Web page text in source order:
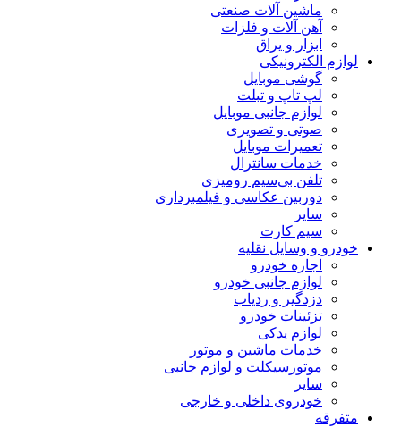
ماشین آلات صنعتی
آهن آلات و فلزات
ابزار و یراق
لوازم الکترونیکی
گوشی موبایل
لپ تاپ و تبلت
لوازم جانبی موبایل
صوتی و تصویری
تعمیرات موبایل
خدمات سانترال
تلفن بی‌سیم رومیزی
دوربین عکاسی و فیلمبرداری
سایر
سیم کارت
خودرو و وسایل نقلیه
اجاره خودرو
لوازم جانبی خودرو
دزدگیر و ردیاب
تزئینات خودرو
لوازم یدکی
خدمات ماشین و موتور
موتورسیکلت و لوازم جانبی
سایر
خودروی داخلی و خارجی
متفرقه